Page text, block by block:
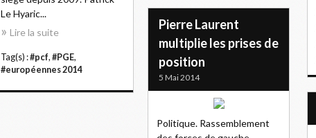
Le Hyaric...
Lire la suite
Tag(s) :#pcf, #PGE,
#européennes 2014
Pierre Laurent
multiplie les prises de
position
5 Mai 2014
Politique. Rassemblement